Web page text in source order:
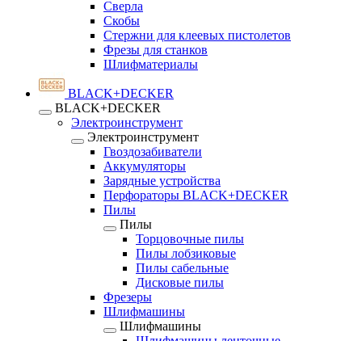
Сверла
Скобы
Стержни для клеевых пистолетов
Фрезы для станков
Шлифматериалы
BLACK+DECKER
BLACK+DECKER
Электроинструмент
Электроинструмент
Гвоздозабиватели
Аккумуляторы
Зарядные устройства
Перфораторы BLACK+DECKER
Пилы
Пилы
Торцовочные пилы
Пилы лобзиковые
Пилы сабельные
Дисковые пилы
Фрезеры
Шлифмашины
Шлифмашины